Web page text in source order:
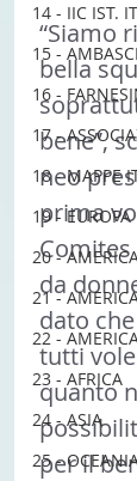
14 - IIC IST.
15 -
16 -
17 -
18 - MAPPE
19 - EUROPA
20 -
21 -
22 -
23 - AFRICA
24 - ASIA
25 -
“Siamo
bella
bene”,
neo
prima
Comites
da
dato
tutti
quanto
per il